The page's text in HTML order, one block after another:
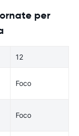
per
12
Foco
Foco